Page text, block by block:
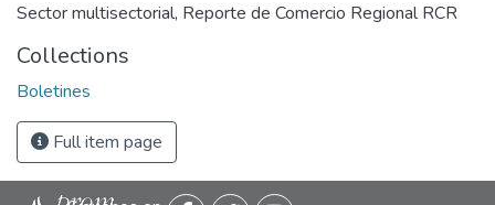
Sector multisectorial, Reporte de Comercio Regional RCR
Collections
Boletines
Full item page